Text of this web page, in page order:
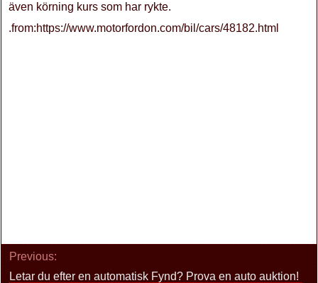
även körning kurs som har rykte.
.from:https://www.motorfordon.com/bil/cars/48182.html
Previous:
Letar du efter en automatisk Fynd? Prova en auto auktion!